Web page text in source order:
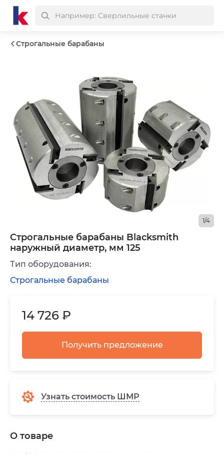
Строгальные барабаны
Строгальные барабаны Blacksmith
наружный диаметр, мм 125
1/4
14 726 ₽
Получить предложение
Узнать стоимость ШМР
Тип оборудования:
Строгальные барабаны
О товаре